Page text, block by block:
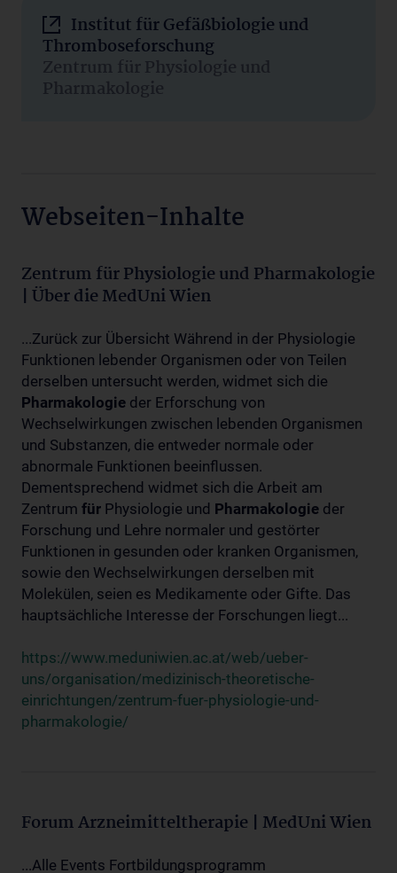
Institut für Gefäßbiologie und
Thromboseforschung
Zentrum für Physiologie und
Pharmakologie
Webseiten-Inhalte
Zentrum für Physiologie und Pharmakologie
| Über die MedUni Wien
...Zurück zur Übersicht Während in der Physiologie
Funktionen lebender Organismen oder von Teilen
derselben untersucht werden, widmet sich die
Pharmakologie der Erforschung von
Wechselwirkungen zwischen lebenden Organismen
und Substanzen, die entweder normale oder
abnormale Funktionen beeinflussen.
Dementsprechend widmet sich die Arbeit am
Zentrum für Physiologie und Pharmakologie der
Forschung und Lehre normaler und gestörter
Funktionen in gesunden oder kranken Organismen,
sowie den Wechselwirkungen derselben mit
Molekülen, seien es Medikamente oder Gifte. Das
hauptsächliche Interesse der Forschungen liegt...
https://www.meduniwien.ac.at/web/ueber-
uns/organisation/medizinisch-theoretische-
einrichtungen/zentrum-fuer-physiologie-und-
pharmakologie/
Forum Arzneimitteltherapie | MedUni Wien
...Alle Events Fortbildungsprogramm